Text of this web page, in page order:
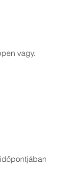
vagy.